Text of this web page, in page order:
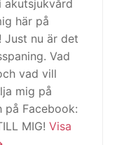
akutsjukvård
här på
Just nu är det
Vad
vad vill
mig på
på Facebook:
MIG! Visa